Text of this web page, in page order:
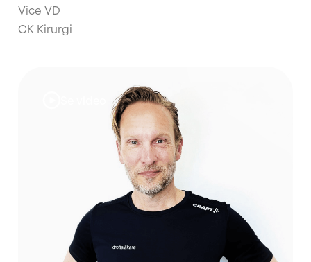
Vice VD
CK Kirurgi